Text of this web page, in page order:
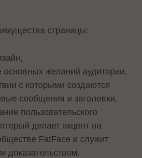
страницы:
желаний аудитории,
с которыми создаются
сообщения и заголовки,
пользовательского
делает акцент на
FatFace и служит
доказательством.